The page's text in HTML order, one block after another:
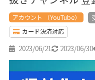
アカウント （YouTube）
カード決済対応
2023/06/21 2023/06/30